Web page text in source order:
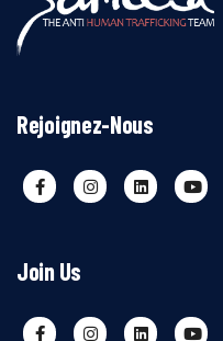
Rejoignez-Nous
Join Us